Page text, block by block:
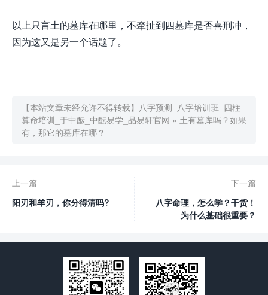
以上只言土的墓库在哪里，不牵扯到四墓库是否喜刑冲，
因为这又是另一个话题了。
【本站文章未经允许不得转载】
八字预测_八字培训班_四柱
算命培训_于中酝_中酝易学_品易轩官网 » 土有墓库吗？如果
有，那它的墓库在哪？
上一篇
阳刃和羊刃，你分得清吗?
下一篇
八字命理，怎么学？干货！
为什么基础很重要？